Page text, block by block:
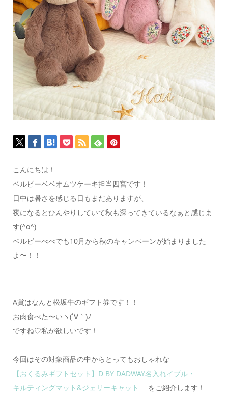
こんにちは！
ベルビーベベオムツケーキ担当四宮です！
日中は暑さを感じる日もまだありますが、
夜になるとひんやりしていて秋も深ってきているなぁと感じま
す(^o^)
ベルビーべべでも10月から秋のキャンペーンが始まりました
よ〜！！
A賞はなんと松坂牛のギフト券です！！
お肉食べた〜いヽ(´∀｀)ﾉ
ですね♡私が欲しいです！
今回はその対象商品の中からとってもおしゃれな
【おくるみギフトセット】D BY DADWAY名入れイブル・
キルティングマット&ジェリーキャット
をご紹介します！